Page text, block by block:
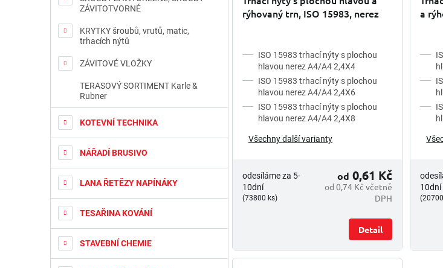
ZÁVITOTVORNÉ
KRYTKY šroubů, vrutů, matic,
trhacích nýtů
ZÁVITOVÉ VLOŽKY
TERASOVÝ SORTIMENT Karle &
Rubner
KOTEVNÍ TECHNIKA
NÁŘADÍ BRUSIVO
LANA ŘETĚZY NAPÍNÁKY
TESAŘINA KOVÁNÍ
STAVEBNÍ CHEMIE
rýhovaný trn, ISO 15983, nerez
ISO 15983 trhací nýty s plochou
hlavou nerez A4/A4 2,4X4
ISO 15983 trhací nýty s plochou
hlavou nerez A4/A4 2,4X6
ISO 15983 trhací nýty s plochou
hlavou nerez A4/A4 2,4X8
Všechny další varianty
odesíláme za 5-
10dní
(73800 ks)
od 0,74 Kč včetně
DPH
od 0,61 Kč
Detail
a
10dní